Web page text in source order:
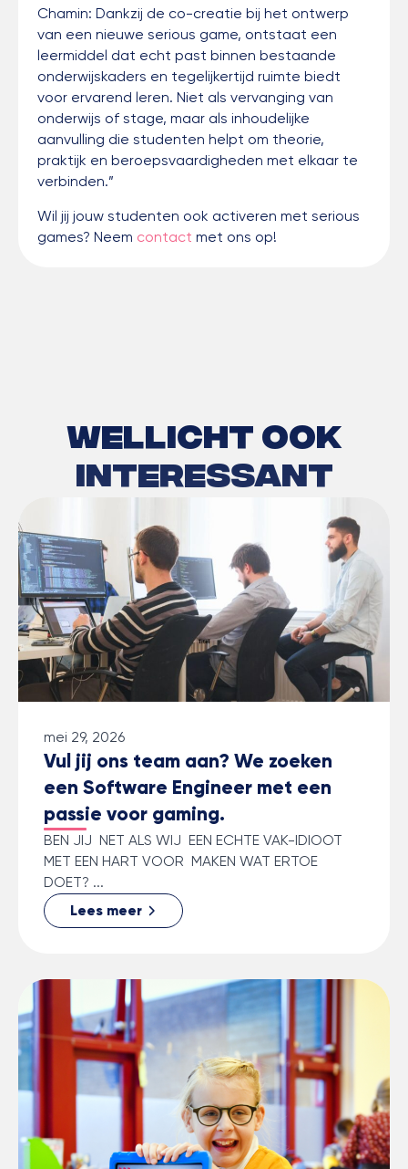
Chamin: Dankzij de co-creatie bij het ontwerp
van een nieuwe serious game, ontstaat een
leermiddel dat echt past binnen bestaande
onderwijskaders en tegelijkertijd ruimte biedt
voor ervarend leren. Niet als vervanging van
onderwijs of stage, maar als inhoudelijke
aanvulling die studenten helpt om theorie,
praktijk en beroepsvaardigheden met elkaar te
verbinden.”
Wil jij jouw studenten ook activeren met serious
games? Neem contact met ons op!
Wellicht ook
interessant
mei 29, 2026
Vul jij ons team aan? We zoeken
een Software Engineer met een
passie voor gaming.
BEN JIJ NET ALS WIJ EEN ECHTE VAK-IDIOOT
MET EEN HART VOOR MAKEN WAT ERTOE
DOET? ...
Lees meer